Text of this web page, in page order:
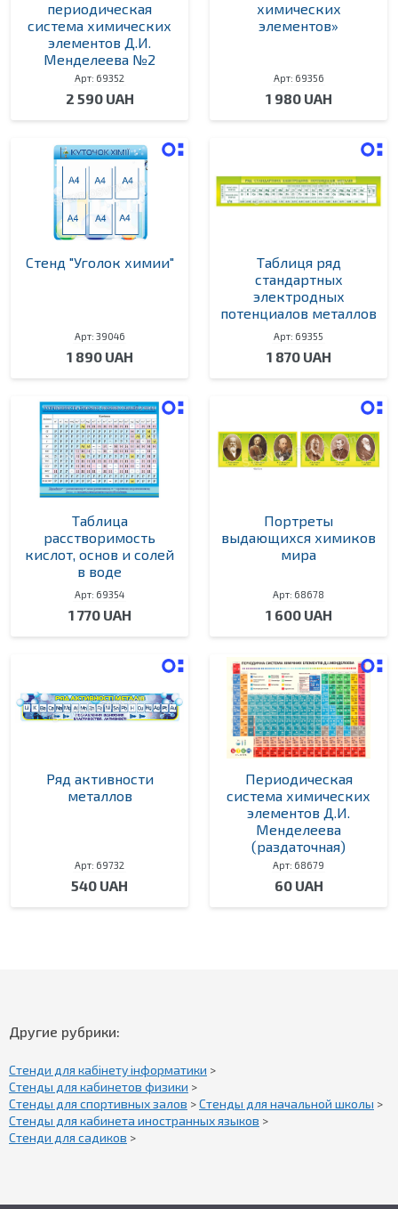
периодическая
система химических
элементов Д.И.
Менделеева №2
Арт: 69352
2 590 UAH
химических
элементов»
Арт: 69356
1 980 UAH
Стенд "Уголок химии"
Арт: 39046
1 890 UAH
Таблиця ряд
стандартных
электродных
потенциалов металлов
Арт: 69355
1 870 UAH
Таблица
расстворимость
кислот, основ и солей
в воде
Арт: 69354
1 770 UAH
Портреты
выдающихся химиков
мира
Арт: 68678
1 600 UAH
Ряд активности
металлов
Арт: 69732
540 UAH
Периодическая
система химических
элементов Д.И.
Менделеева
(раздаточная)
Арт: 68679
60 UAH
Другие рубрики:
Стенди для кабінету інформатики >
Стенды для кабинетов физики >
Стенды для спортивных залов >Стенды для начальной школы >
Стенды для кабинета иностранных языков >
Стенди для садиков >